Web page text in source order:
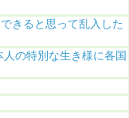
きると思って乱入した
の特別な生き様に各国